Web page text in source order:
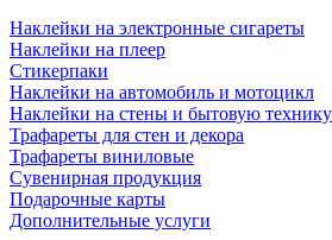
Наклейки на электронные сигареты
Наклейки на плеер
Стикерпаки
Наклейки на автомобиль и мотоцикл
Наклейки на стены и бытовую технику
Трафареты для стен и декора
Трафареты виниловые
Сувенирная продукция
Подарочные карты
Дополнительные услуги